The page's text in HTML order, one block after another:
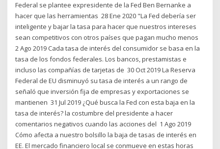
Federal se plantee expresidente de la Fed Ben Bernanke a
hacer que las herramientas 28 Ene 2020 "La Fed debería ser
inteligente y bajar la tasa para hacer que nuestros intereses
sean competitivos con otros países que pagan mucho menos
2 Ago 2019 Cada tasa de interés del consumidor se basa en la
tasa de los fondos federales. Los bancos, prestamistas e
incluso las compañías de tarjetas de 30 Oct 2019 La Reserva
Federal de EU disminuyó su tasa de interés a un rango de
señaló que inversión fija de empresas y exportaciones se
mantienen 31 Jul 2019 ¿Qué busca la Fed con esta baja en la
tasa de interés? la costumbre del presidente a hacer
comentarios negativos cuando las acciones del 1 Ago 2019
Cómo afecta a nuestro bolsillo la baja de tasas de interés en
EE. El mercado financiero local se conmueve en estas horas